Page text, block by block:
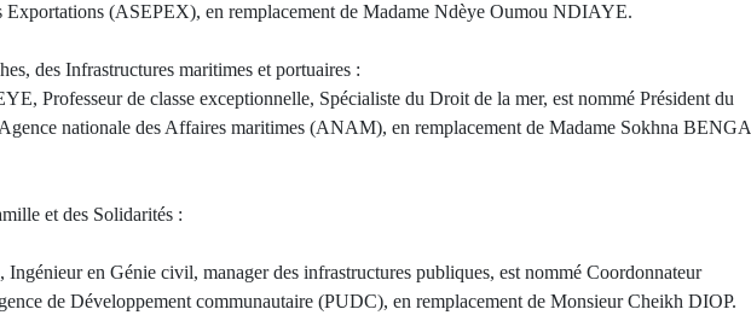
Exportations (ASEPEX), en remplacement de Madame Ndèye Oumou NDIAYE.
des Infrastructures maritimes et portuaires :
Professeur de classe exceptionnelle, Spécialiste du Droit de la mer, est nommé Président du
nationale des Affaires maritimes (ANAM), en remplacement de Madame Sokhna BENGA
et des Solidarités :
en Génie civil, manager des infrastructures publiques, est nommé Coordonnateur
de Développement communautaire (PUDC), en remplacement de Monsieur Cheikh DIOP.